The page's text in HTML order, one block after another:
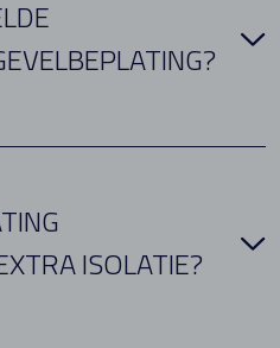
ISOLATIE?